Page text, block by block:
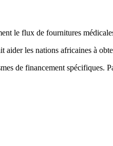
le flux de fournitures
les nations africaines à
de financement spécifiques.